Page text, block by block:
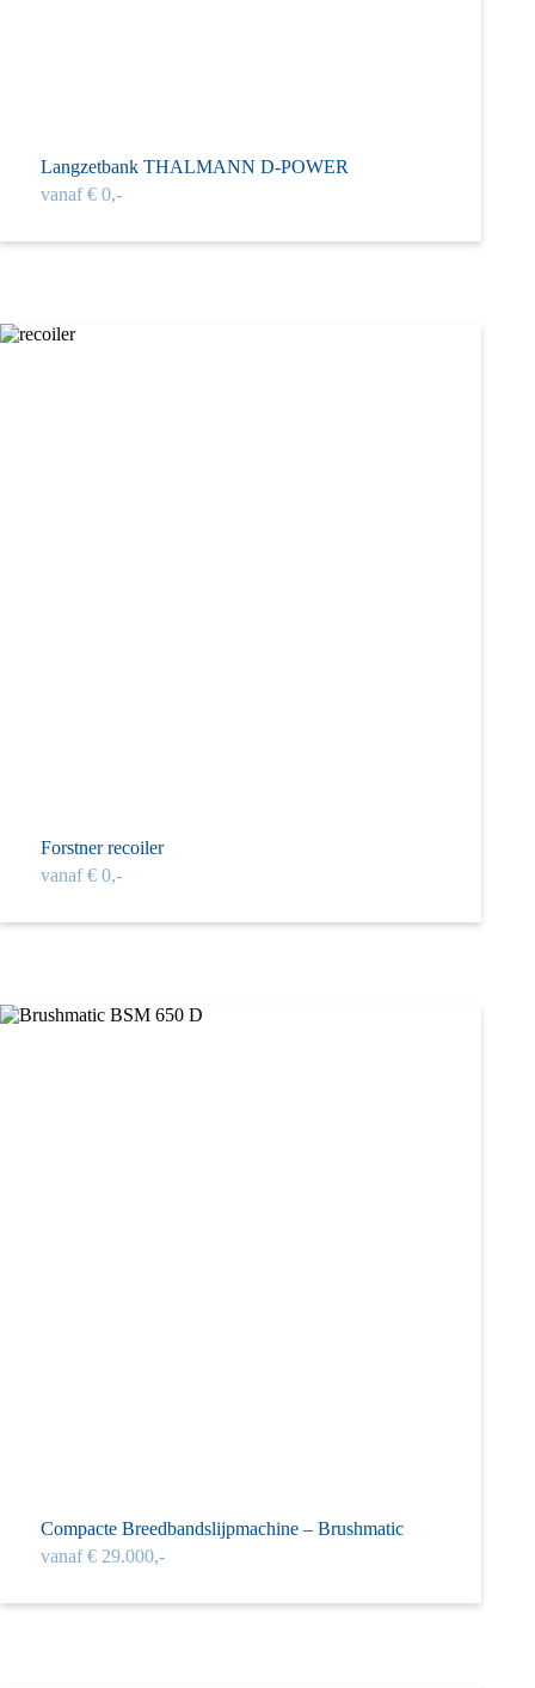
Langzet­bank THAL­MANN D-POWER
vanaf € 0,-
Forstner recoiler
vanaf € 0,-
Compacte Breed­band­­slijp­machine – Brush­matic
vanaf € 29.000,-